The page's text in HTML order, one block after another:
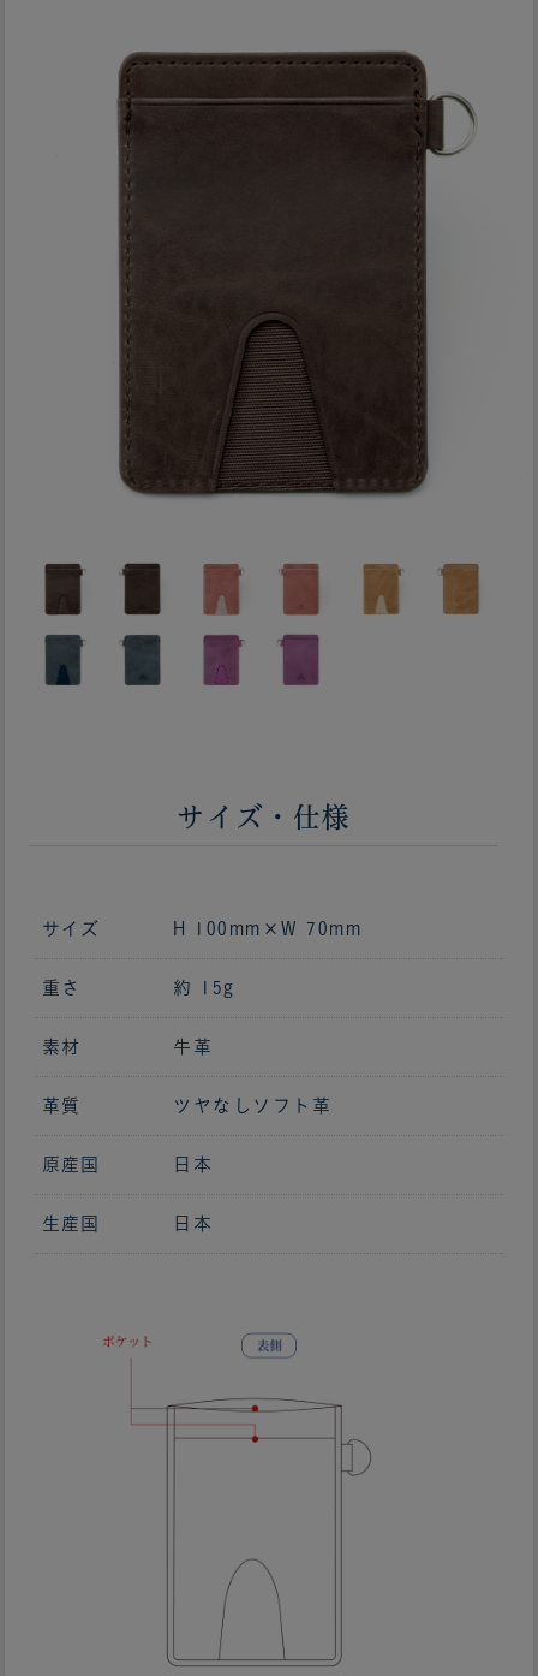
サイズ・仕様
サイズ H 100mm×W 70mm
重さ 約 15g
素材 牛革
革質 ツヤなしソフト革
原産国 日本
生産国 日本